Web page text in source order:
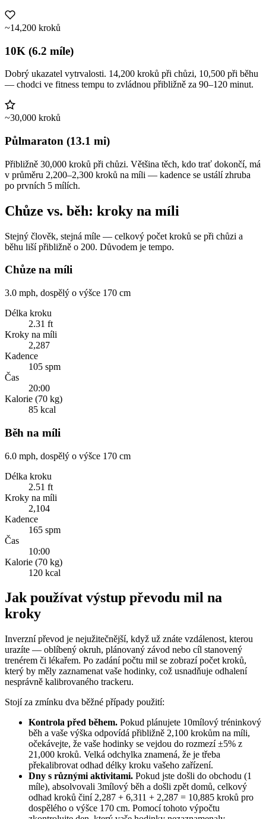
~14,200 kroků
10K (6.2 míle)
Dobrý ukazatel vytrvalosti. 14,200 kroků při chůzi, 10,500 při běhu
— chodci ve fitness tempu to zvládnou přibližně za 90–120 minut.
~30,000 kroků
Půlmaraton (13.1 mi)
Přibližně 30,000 kroků při chůzi. Většina těch, kdo trať dokončí, má
v průměru 2,200–2,300 kroků na míli — kadence se ustálí zhruba
po prvních 5 mílích.
Chůze vs. běh: kroky na míli
Stejný člověk, stejná míle — celkový počet kroků se při chůzi a
běhu liší přibližně o 200. Důvodem je tempo.
Chůze na míli
3.0 mph, dospělý o výšce 170 cm
Délka kroku
2.31 ft
Kroky na míli
2,287
Kadence
105 spm
Čas
20:00
Kalorie (70 kg)
85 kcal
Běh na míli
6.0 mph, dospělý o výšce 170 cm
Délka kroku
2.51 ft
Kroky na míli
2,104
Kadence
165 spm
Čas
10:00
Kalorie (70 kg)
120 kcal
Jak používat výstup převodu mil na
kroky
Inverzní převod je nejužitečnější, když už znáte vzdálenost, kterou
urazíte — oblíbený okruh, plánovaný závod nebo cíl stanovený
trenérem či lékařem. Po zadání počtu mil se zobrazí počet kroků,
který by měly zaznamenat vaše hodinky, což usnadňuje odhalení
nesprávně kalibrovaného trackeru.
Stojí za zmínku dva běžné případy použití:
Kontrola před během. Pokud plánujete 10mílový tréninkový
běh a vaše výška odpovídá přibližně 2,100 krokům na míli,
očekávejte, že vaše hodinky se vejdou do rozmezí ±5% z
21,000 kroků. Velká odchylka znamená, že je třeba
překalibrovat odhad délky kroku vašeho zařízení.
Dny s různými aktivitami. Pokud jste došli do obchodu (1
míle), absolvovali 3mílový běh a došli zpět domů, celkový
odhad kroků činí 2,287 + 6,311 + 2,287 = 10,885 kroků pro
dospělého o výšce 170 cm. Pomocí tohoto výpočtu